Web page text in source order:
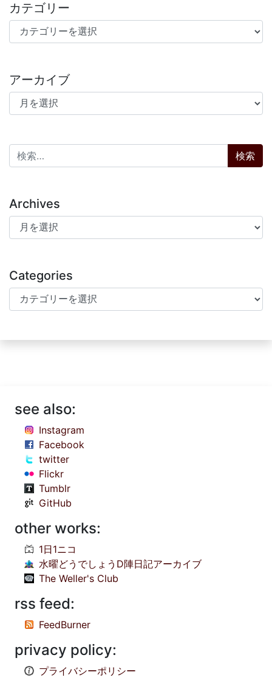
カテゴリー
カテゴリー
アーカイブ
アーカイブ
検索:
Archives
Archives
Categories
Categories
see also:
Instagram
Facebook
twitter
Flickr
Tumblr
GitHub
other works:
1日1ニコ
水曜どうでしょうD陣日記アーカイブ
The Weller's Club
rss feed:
FeedBurner
privacy policy:
プライバシーポリシー